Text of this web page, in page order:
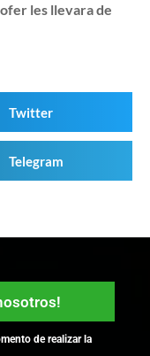
les llevara de
Twitter
Telegram
de realizar la